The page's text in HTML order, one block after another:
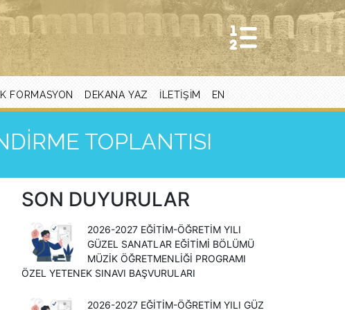
FORMASYON DEKANA YAZ İLETIŞIM EN
TOPLANTISI
SON DUYURULAR
2026-2027 EĞİTİM-ÖĞRETİM YILI
GÜZEL SANATLAR EĞİTİMİ BÖLÜMÜ
MÜZİK ÖĞRETMENLİĞİ PROGRAMI
ÖZEL YETENEK SINAVI BAŞVURULARI
2026-2027 EĞİTİM-ÖĞRETİM YILI GÜZ